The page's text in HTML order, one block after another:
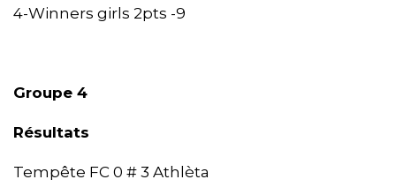
4-Winners girls 2pts -9
Groupe 4
Résultats
Tempête FC 0 # 3 Athlèta